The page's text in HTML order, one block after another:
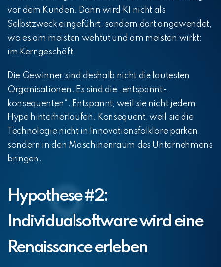
vor dem Kunden. Dann wird KI nicht als
Selbstzweck eingeführt, sondern dort angewendet,
wo es am meisten wehtut und am meisten wirkt:
im Kerngeschäft.
Die Gewinner sind deshalb nicht die lautesten
Organisationen. Es sind die „entspannt-
konsequenten“. Entspannt, weil sie nicht jedem
Hype hinterherlaufen. Konsequent, weil sie die
Technologie nicht in Innovationsfolklore parken,
sondern in den Maschinenraum des Unternehmens
bringen.
Hypothese #2:
Individualsoftware wird eine
Renaissance erleben